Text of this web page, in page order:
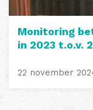
Monitoring
in 2023 t.o.v.
22 november